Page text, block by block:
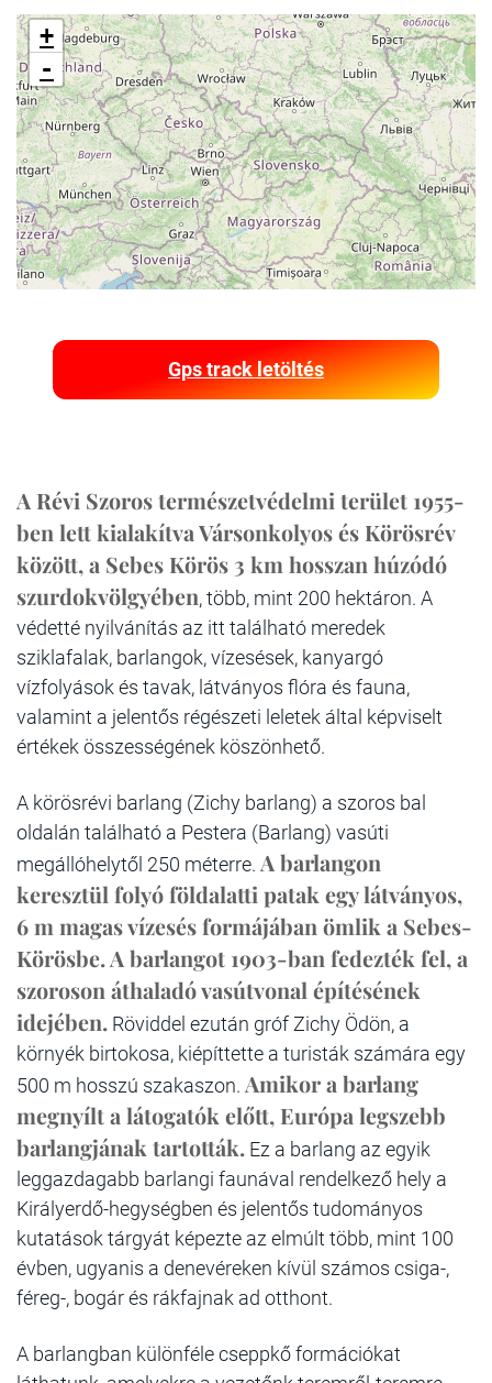
+
-
Gps track letöltés
A Révi Szoros természetvédelmi terület 1955-
ben lett kialakítva Vársonkolyos és Körösrév
között, a Sebes Körös 3 km hosszan húzódó
szurdokvölgyében, több, mint 200 hektáron. A
védetté nyilvánítás az itt található meredek
sziklafalak, barlangok, vízesések, kanyargó
vízfolyások és tavak, látványos flóra és fauna,
valamint a jelentős régészeti leletek által képviselt
értékek összességének köszönhető.
A körösrévi barlang (Zichy barlang) a szoros bal
oldalán található a Pestera (Barlang) vasúti
megállóhelytől 250 méterre. A barlangon
keresztül folyó földalatti patak egy látványos,
6 m magas vízesés formájában ömlik a Sebes-
Körösbe.A barlangot 1903-ban fedezték fel, a
szoroson áthaladó vasútvonal építésének
idejében. Röviddel ezután gróf Zichy Ödön, a
környék birtokosa, kiépíttette a turisták számára egy
500 m hosszú szakaszon. Amikor a barlang
megnyílt a látogatók előtt, Európa legszebb
barlangjának tartották. Ez a barlang az egyik
leggazdagabb barlangi faunával rendelkező hely a
Királyerdő-hegységben és jelentős tudományos
kutatások tárgyát képezte az elmúlt több, mint 100
évben, ugyanis a denevéreken kívül számos csiga-,
féreg-, bogár és rákfajnak ad otthont.
A barlangban különféle cseppkő formációkat